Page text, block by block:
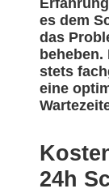
es dem
das
stets
eine
24h